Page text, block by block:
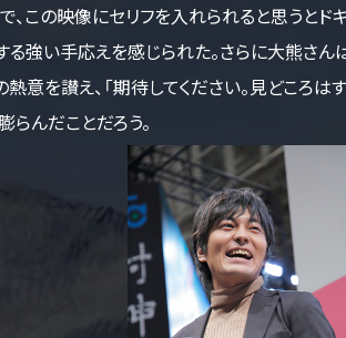
、この映像にセリフを入れられると思うとド
強い手応えを感じられた。さらに大熊さ
熱意を讃え、「期待してください。見どころ
らんだことだろう。